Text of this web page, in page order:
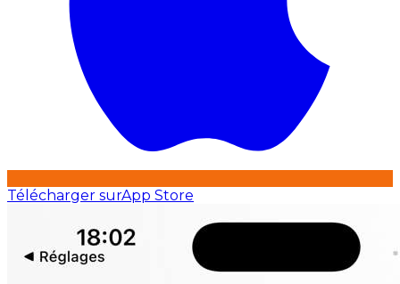
Télécharger surApp Store